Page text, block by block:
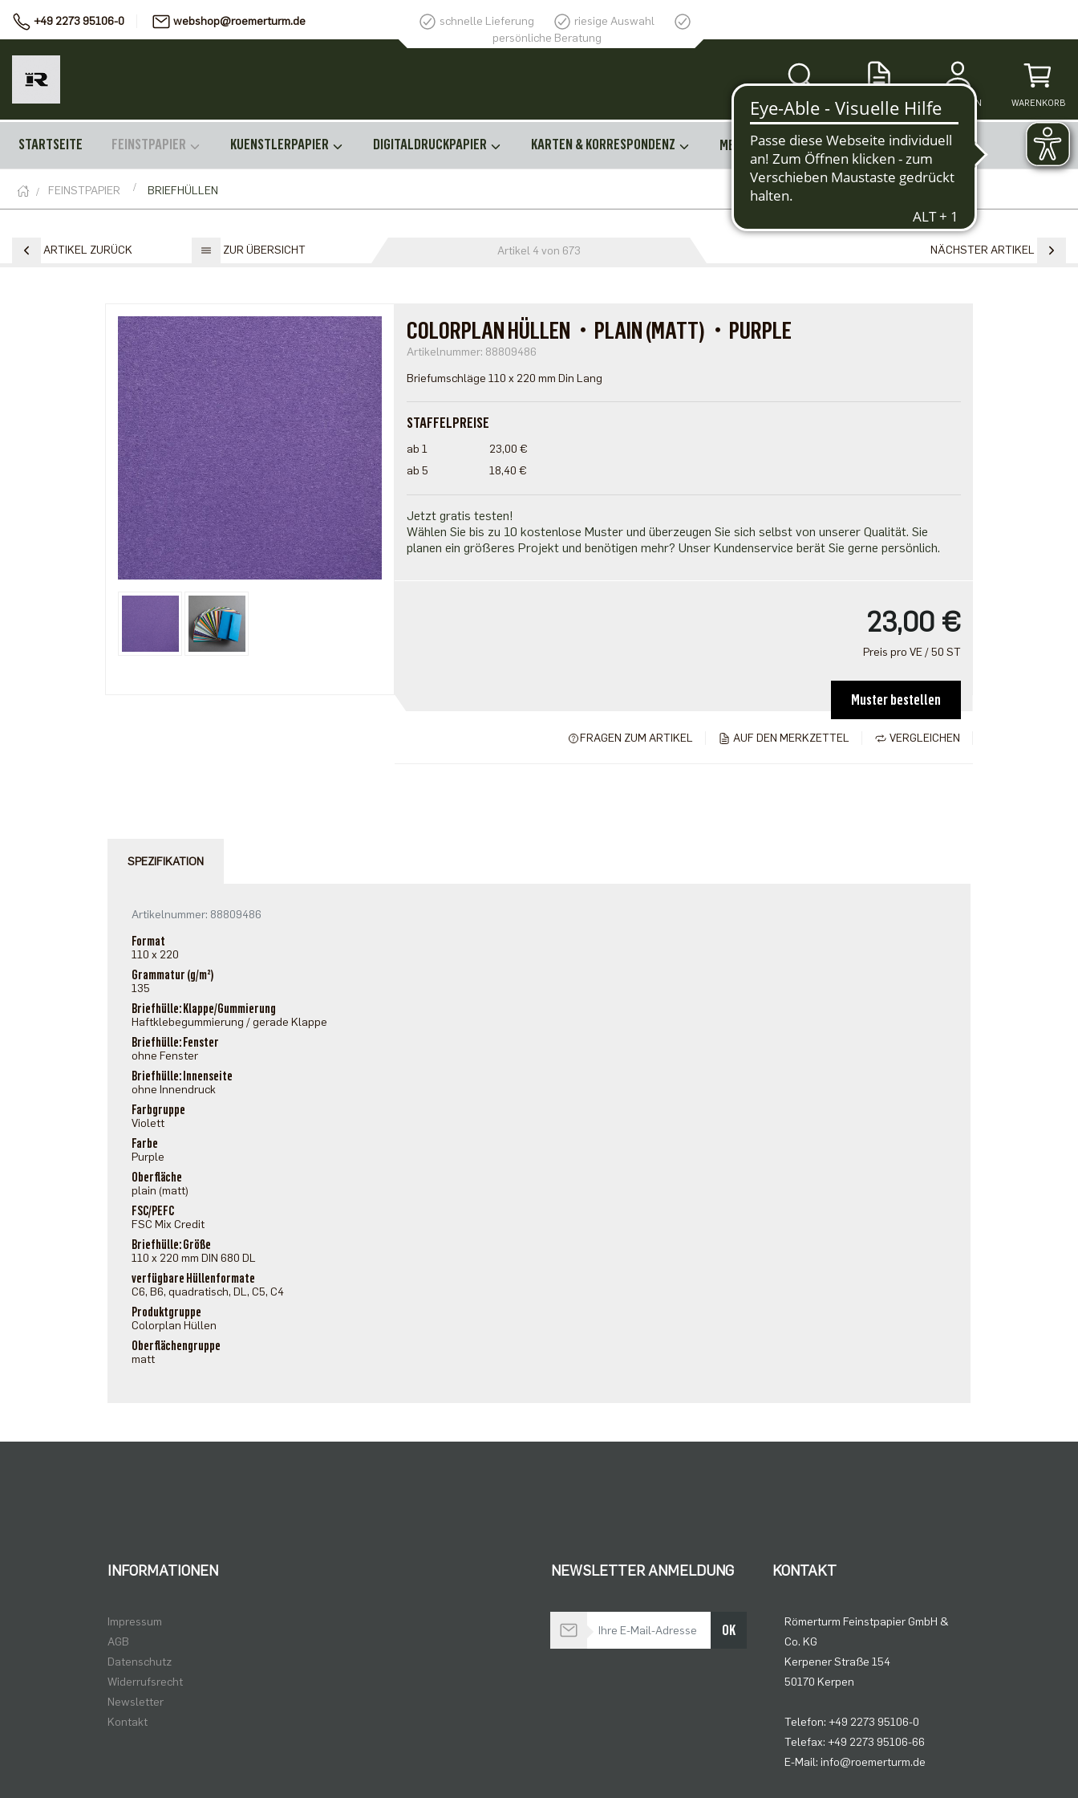
+49 2273 95106-0 webshop@roemerturm.de schnelle Lieferung
riesige Auswahl
persönliche Beratung
SUCHE MERKZETTEL ANMELDEN WARENKORB
STARTSEITE FEINSTPAPIER KUENSTLERPAPIER DIGITALDRUCKPAPIER KARTEN & KORRESPONDENZ MEHR
FEINSTPAPIER BRIEFHÜLLEN
ARTIKEL ZURÜCK ZUR ÜBERSICHT Artikel 4 von 673 NÄCHSTER ARTIKEL
COLORPLAN HÜLLEN・PLAIN (MATT)・PURPLE
Artikelnummer: 88809486
Briefumschläge 110 x 220 mm Din Lang
STAFFELPREISE
ab 1
23,00 €
ab 5
18,40 €
Jetzt gratis testen!
Wählen Sie bis zu 10 kostenlose Muster und überzeugen Sie sich selbst von unserer Qualität. Sie
planen ein größeres Projekt und benötigen mehr? Unser Kundenservice berät Sie gerne persönlich.
23,00 €
Preis pro VE / 50 ST
Muster bestellen
VERGLEICHEN
AUF DEN MERKZETTEL
FRAGEN ZUM ARTIKEL
SPEZIFIKATION
Artikelnummer: 88809486
Format
110 x 220
Grammatur (g/m²)
135
Briefhülle: Klappe/Gummierung
Haftklebegummierung / gerade Klappe
Briefhülle: Fenster
ohne Fenster
Briefhülle: Innenseite
ohne Innendruck
Farbgruppe
Violett
Farbe
Purple
Oberfläche
plain (matt)
FSC/PEFC
FSC Mix Credit
Briefhülle: Größe
110 x 220 mm DIN 680 DL
verfügbare Hüllenformate
C6, B6, quadratisch, DL, C5, C4
Produktgruppe
Colorplan Hüllen
Oberflächengruppe
matt
INFORMATIONEN
Impressum
AGB
Datenschutz
Widerrufsrecht
Newsletter
Kontakt
NEWSLETTER ANMELDUNG
Bleiben Sie auf dem Laufenden OK
KONTAKT
Römerturm Feinstpapier GmbH &
Co. KG
Kerpener Straße 154
50170 Kerpen
Telefon: +49 2273 95106-0
Telefax: +49 2273 95106-66
E-Mail: info@roemerturm.de